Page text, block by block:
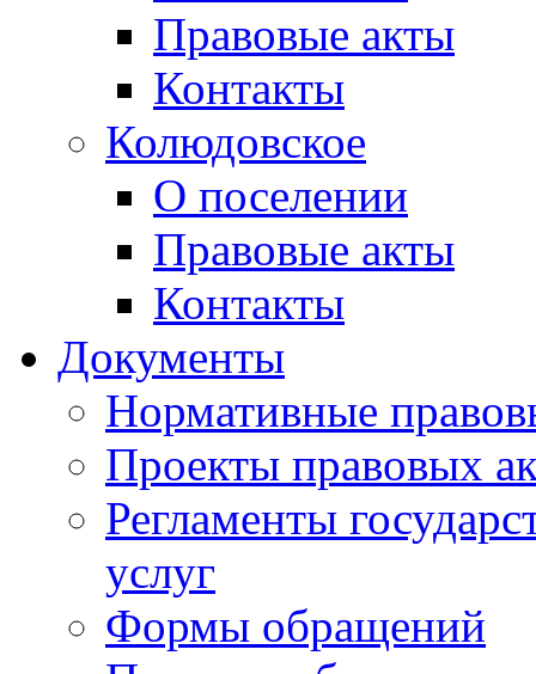
Правовые акты
Контакты
Колюдовское
О поселении
Правовые акты
Контакты
Документы
Нормативные
Проекты правовых
Регламенты
услуг
Формы обращений